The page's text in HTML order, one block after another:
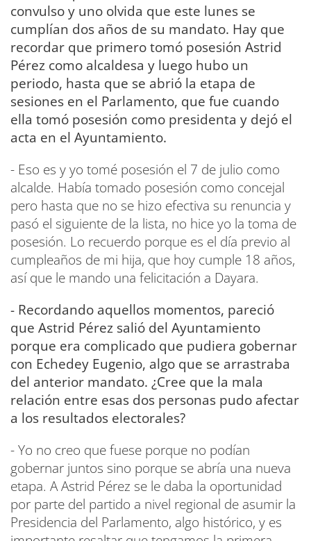
convulso y uno olvida que este lunes se
cumplían dos años de su mandato. Hay que
recordar que primero tomó posesión Astrid
Pérez como alcaldesa y luego hubo un
periodo, hasta que se abrió la etapa de
sesiones en el Parlamento, que fue cuando
ella tomó posesión como presidenta y dejó el
acta en el Ayuntamiento.
- Eso es y yo tomé posesión el 7 de julio como
alcalde. Había tomado posesión como concejal
pero hasta que no se hizo efectiva su renuncia y
pasó el siguiente de la lista, no hice yo la toma de
posesión. Lo recuerdo porque es el día previo al
cumpleaños de mi hija, que hoy cumple 18 años,
así que le mando una felicitación a Dayara.
- Recordando aquellos momentos, pareció
que Astrid Pérez salió del Ayuntamiento
porque era complicado que pudiera gobernar
con Echedey Eugenio, algo que se arrastraba
del anterior mandato. ¿Cree que la mala
relación entre esas dos personas pudo afectar
a los resultados electorales?
- Yo no creo que fuese porque no podían
gobernar juntos sino porque se abría una nueva
etapa. A Astrid Pérez se le daba la oportunidad
por parte del partido a nivel regional de asumir la
Presidencia del Parlamento, algo histórico, y es